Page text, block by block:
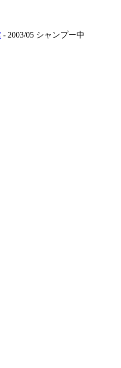
- 2003/05 シャンプー中